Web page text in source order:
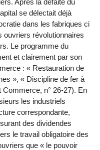
se délectait déjà
dans les fabriques ci
ouvriers révolutionnaires
Le programme du
et clairement par son
: « Restauration de
», « Discipline de fer à
Commerce, n° 26-27). En
les industriels
correspondante,
des dividendes
le travail obligatoire des
que « le pouvoir